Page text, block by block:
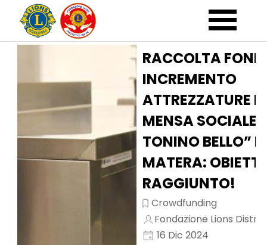
Vai ai contenuti Salta
RACCOLTA
INCREMENTO
ATTREZZATURE
MENSA SOCIALE
TONINO BELLO”
MATERA:
RAGGIUNTO!
Crowdfunding
Fondazione Lions
16 Dic 2024